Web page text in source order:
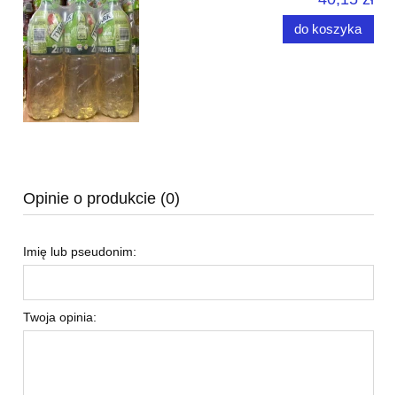
do koszyka
Opinie o produkcie (0)
Imię lub pseudonim:
Twoja opinia: